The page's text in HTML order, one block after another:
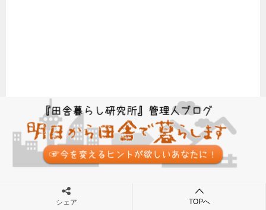
シェア TOPへ